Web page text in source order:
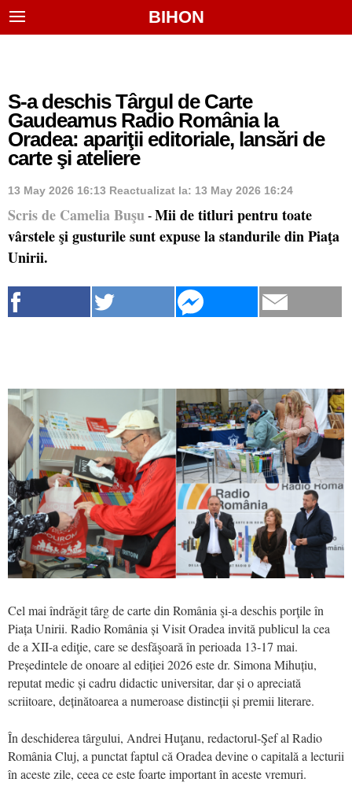
BIHON
S-a deschis Târgul de Carte
Gaudeamus Radio România la
Oradea: apariţii editoriale, lansări de
carte şi ateliere
13 May 2026 16:13 Reactualizat la: 13 May 2026 16:24
Scris de Camelia Buşu - Mii de titluri pentru toate
vârstele şi gusturile sunt expuse la standurile din Piaţa
Unirii.
Cel mai îndrăgit târg de carte din România şi-a deschis porţile în
Piața Unirii. Radio România și Visit Oradea invită publicul la cea
de a XII-a ediţie, care se desfăşoară în perioada 13-17 mai.
Președintele de onoare al ediției 2026 este dr. Simona Mihuțiu,
reputat medic și cadru didactic universitar, dar și o apreciată
scriitoare, deținătoarea a numeroase distincții și premii literare.
În deschiderea târgului, Andrei Huţanu, redactorul-Şef al Radio
România Cluj, a punctat faptul că Oradea devine o capitală a lecturii
în aceste zile, ceea ce este foarte important în aceste vremuri.